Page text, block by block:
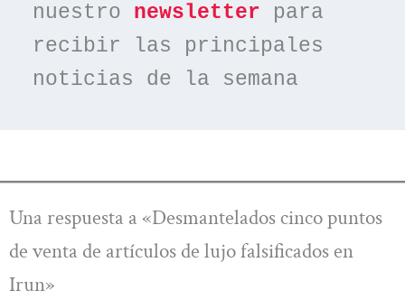
nuestro newsletter para
recibir las principales
noticias de la semana
Una respuesta a «Desmantelados cinco puntos
de venta de artículos de lujo falsificados en
Irun»